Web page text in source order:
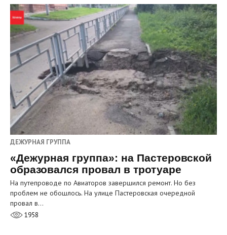
ДЕЖУРНАЯ ГРУППА
«Дежурная группа»: на Пастеровской
образовался провал в тротуаре
На путепроводе по Авиаторов завершился ремонт. Но без
проблем не обошлось. На улице Пастеровская очередной
провал в…
1958